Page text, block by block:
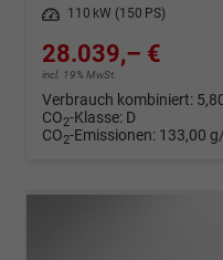
Leistung
110 kW (150 PS)
28.039,– €
incl. 19% MwSt.
Verbrauch kombiniert:
CO2-Klasse: D
CO2-Emissionen: 133,00